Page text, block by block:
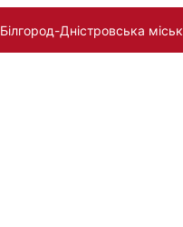
Білгород-Дністровська